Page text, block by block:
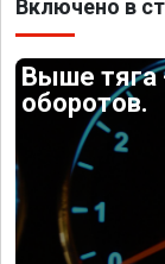
Включено в
Выше тяга
оборотов.